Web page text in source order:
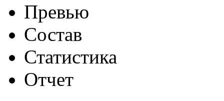
Превью
Состав
Статистика
Отчет